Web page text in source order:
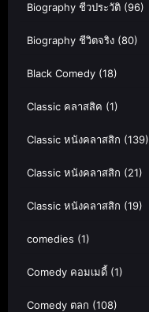
Biography ชีวประวัติ (96)
Biography ชีวิตจริง (80)
Black Comedy (18)
Classic คลาสสิค (1)
Classic หนังคลาสสิก (139)
Classic หนังคลาสสิก (21)
Classic หนังคลาสสิก (19)
comedies (1)
Comedy คอมเมดี้ (1)
Comedy ตลก (108)